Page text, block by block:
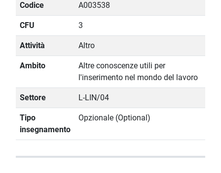
Codice A003538
CFU 3
Attività Altro
Ambito
Altre conoscenze utili per
l'inserimento nel mondo del lavoro
Settore L-LIN/04
Tipo
insegnamento
Opzionale (Optional)